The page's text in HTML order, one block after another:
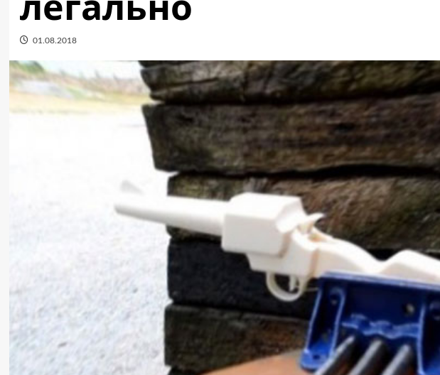
01.08.2018